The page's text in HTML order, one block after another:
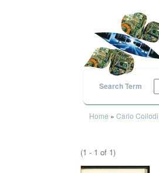
Search Term
You are here
Home » Carlo Collodi
(1 - 1 of 1)